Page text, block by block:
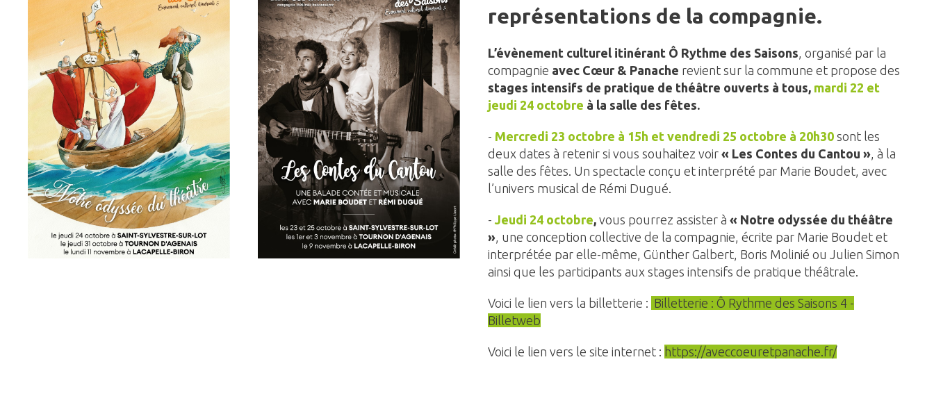
représentations de la compagnie.
L’évènement culturel itinérant Ô Rythme des Saisons, organisé par la
compagnie avec Cœur & Panache revient sur la commune et propose des
stages intensifs de pratique de théâtre ouverts à tous, mardi 22 et
jeudi 24 octobre à la salle des fêtes.
- Mercredi 23 octobre à 15h et vendredi 25 octobre à 20h30 sont les
deux dates à retenir si vous souhaitez voir« Les Contes du Cantou », à la
salle des fêtes. Un spectacle conçu et interprété par Marie Boudet, avec
l’univers musical de Rémi Dugué.
-Jeudi 24 octobre,vous pourrez assister à « Notre odyssée du théâtre
», une conception collective de la compagnie, écrite par Marie Boudet et
interprétée par elle-même, Günther Galbert, Boris Molinié ou Julien Simon
ainsi que les participants aux stages intensifs de pratique théâtrale.
Voici le lien vers la billetterie : Billetterie : Ô Rythme des Saisons 4 -
Billetweb
Voici le lien vers le site internet : https://aveccoeuretpanache.fr/